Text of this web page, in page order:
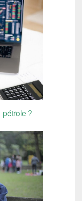
pétrole ?